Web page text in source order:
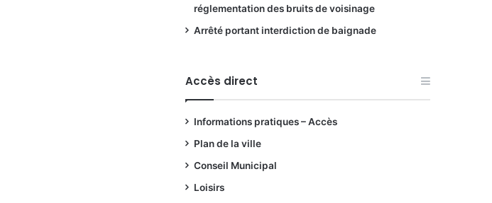
réglementation des bruits de voisinage
Arrêté portant interdiction de baignade
Accès direct
Informations pratiques – Accès
Plan de la ville
Conseil Municipal
Loisirs